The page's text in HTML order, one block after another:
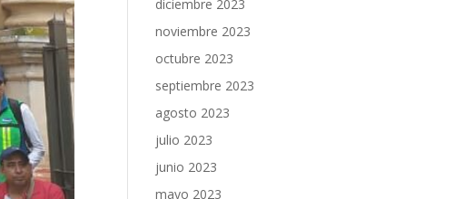
diciembre 2023
noviembre 2023
octubre 2023
septiembre 2023
agosto 2023
julio 2023
junio 2023
mayo 2023